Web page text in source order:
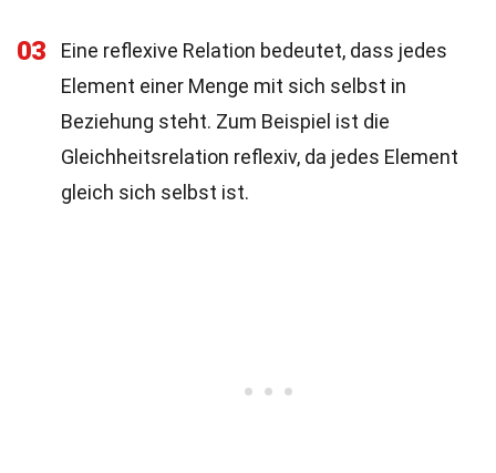
03
Eine reflexive Relation bedeutet, dass jedes
Element einer Menge mit sich selbst in
Beziehung steht. Zum Beispiel ist die
Gleichheitsrelation reflexiv, da jedes Element
gleich sich selbst ist.